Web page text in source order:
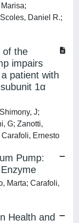
Daniel R.;
of the
impairs
patient with
1α
J;
G; Zanotti,
Ernesto
Pump:
Marta; Carafoli,
Health and